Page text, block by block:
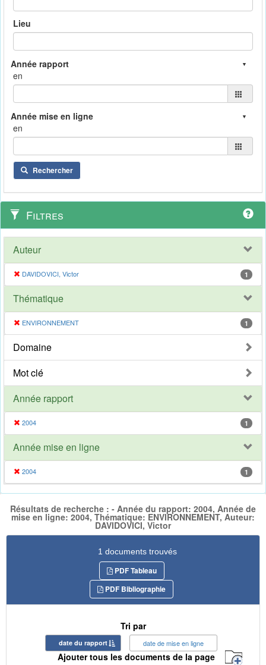
Lieu
en
en
Rechercher
Filtres
Auteur
DAVIDOVICI, Victor 1
Thématique
ENVIRONNEMENT 1
Domaine
Mot clé
Année rapport
2004 1
Année mise en ligne
2004 1
Résultats de recherche : - Année du rapport: 2004, Année de
mise en ligne: 2004, Thématique: ENVIRONNEMENT, Auteur:
DAVIDOVICI, Victor
1 documents trouvés
PDF Tableau
PDF Bibliographie
Tri par
date du rapport date de mise en ligne
Ajouter tous les documents de la page